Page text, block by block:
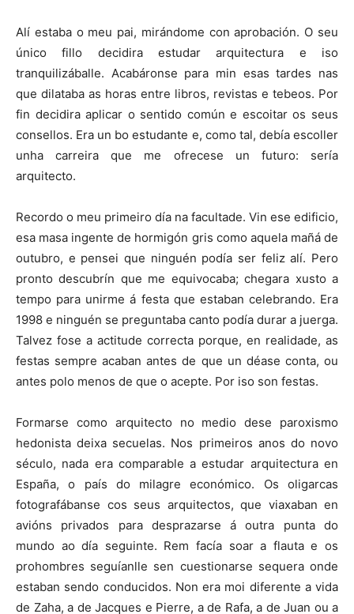
Alí estaba o meu pai, mirándome con aprobación. O seu
único fillo decidira estudar arquitectura e iso
tranquilizáballe. Acabáronse para min esas tardes nas
que dilataba as horas entre libros, revistas e tebeos. Por
fin decidira aplicar o sentido común e escoitar os seus
consellos. Era un bo estudante e, como tal, debía escoller
unha carreira que me ofrecese un futuro: sería
arquitecto.
Recordo o meu primeiro día na facultade. Vin ese edificio,
esa masa ingente de hormigón gris como aquela mañá de
outubro, e pensei que ninguén podía ser feliz alí. Pero
pronto descubrín que me equivocaba; chegara xusto a
tempo para unirme á festa que estaban celebrando. Era
1998 e ninguén se preguntaba canto podía durar a juerga.
Talvez fose a actitude correcta porque, en realidade, as
festas sempre acaban antes de que un déase conta, ou
antes polo menos de que o acepte. Por iso son festas.
Formarse como arquitecto no medio dese paroxismo
hedonista deixa secuelas. Nos primeiros anos do novo
século, nada era comparable a estudar arquitectura en
España, o país do milagre económico. Os oligarcas
fotografábanse cos seus arquitectos, que viaxaban en
avións privados para desprazarse á outra punta do
mundo ao día seguinte. Rem facía soar a flauta e os
prohombres seguíanlle sen cuestionarse sequera onde
estaban sendo conducidos. Non era moi diferente a vida
de Zaha, a de Jacques e Pierre, a de Rafa, a de Juan ou a